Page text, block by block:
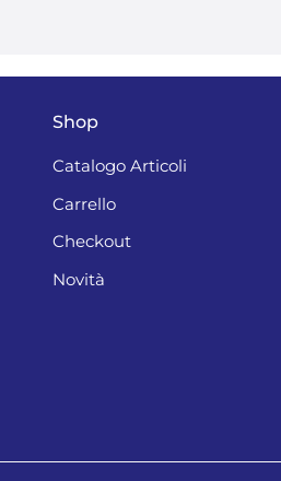
Shop
Catalogo Articoli
Carrello
Checkout
Novità